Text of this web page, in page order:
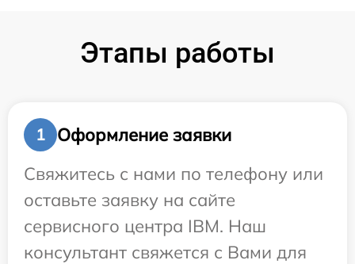
Этапы работы
1
Оформление заявки
Свяжитесь с нами по телефону или
оставьте заявку на сайте
сервисного центра IBM. Наш
консультант свяжется с Вами для